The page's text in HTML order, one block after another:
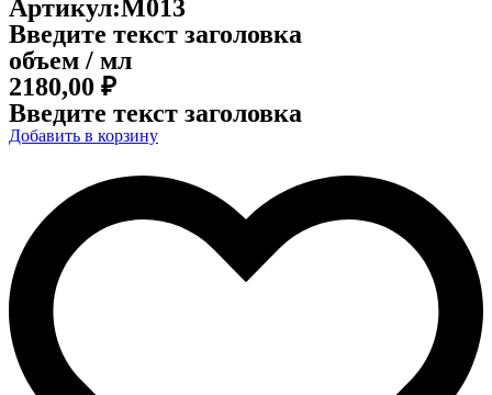
Артикул:M013
Введите текст заголовка
объем / мл
2180,00 ₽
Введите текст заголовка
Добавить в корзину